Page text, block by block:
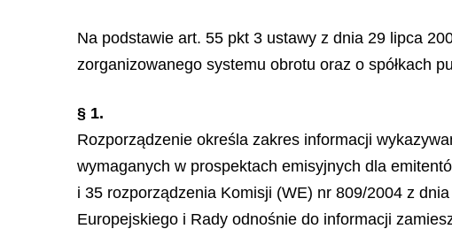
Na podstawie art. 55 pkt 3 ustawy z dnia 29 lipca
zorganizowanego systemu obrotu oraz o spółkach
§ 1.
Rozporządzenie określa zakres informacji
wymaganych w prospektach emisyjnych dla
i 35 rozporządzenia Komisji (WE) nr 809/2004 z
Europejskiego i Rady odnośnie do informacji